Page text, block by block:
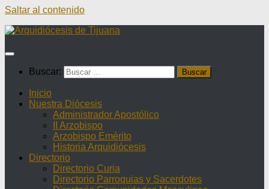
Saltar al contenido
Buscar:
Inicio
Nuestra Diócesis
Administrador Apostólico
II Arzobispo
Arzobispo Emérito
Historia Arquidiócesis
Directorio
Directorio Curia
Directorio Parroquias y Sacerdotes